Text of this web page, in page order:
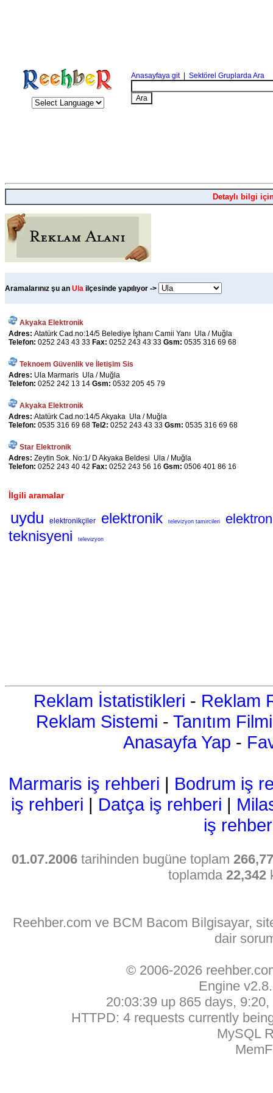
Anasayfaya git| Sektörel Gruplarda Ara
Detaylı bilgi
Aramalarınız şu an Ula ilçesinde yapılıyor ->
Akyaka Elektronik
Adres: Atatürk Cad.no:14/5 Belediye İşhanı Camii Yanı Ula / Muğla
Telefon: 0252 243 43 33 Fax: 0252 243 43 33 Gsm: 0535 316 69 68
Teknoem Güvenlik ve İletişim Sis
Adres: Ula Marmaris Ula / Muğla
Telefon: 0252 242 13 14 Gsm: 0532 205 45 79
Akyaka Elektronik
Adres: Atatürk Cad.no:14/5 Akyaka Ula / Muğla
Telefon: 0535 316 69 68 Tel2: 0252 243 43 33 Gsm: 0535 316 69 68
Star Elektronik
Adres: Zeytin Sok. No:1/ D Akyaka Beldesi Ula / Muğla
Telefon: 0252 243 40 42 Fax: 0252 243 56 16 Gsm: 0506 401 86 16
İlgili aramalar
uydu elektronikçiler elektronik televizyon tamircileri
teknisyeni televizyon
Reklam İstatistikleri - Reklam
Reklam Sistemi - Tanıtım Filmi
Anasayfa Yap -
Marmaris iş rehberi | Bodrum iş
iş rehberi | Datça iş rehberi |
iş
01.07.2006 tarihinden bugüne toplam
toplamda 22,342
Reehber.com ve BCM Bacom Bilgisayar,
dair
© 2006-2026
Engine
20:03:39 up 865 days,
HTTPD: 4 requests currently
MySQL